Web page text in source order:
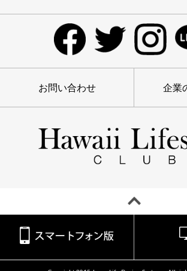
お問い合わせ 企業